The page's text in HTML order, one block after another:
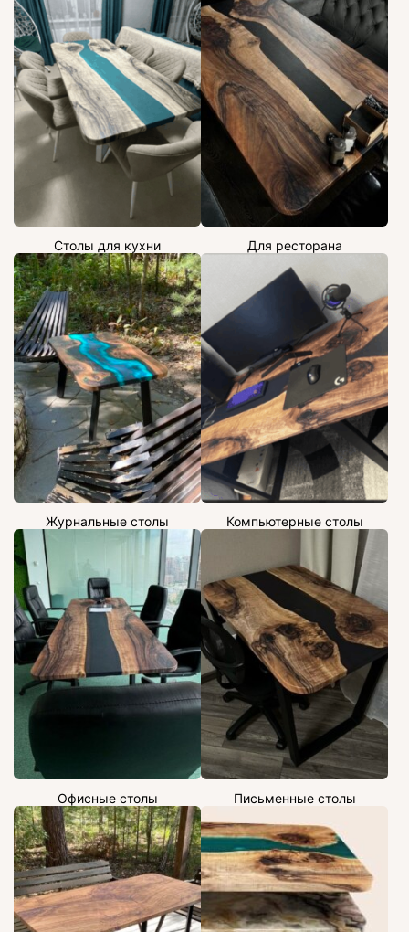
Столы для кухни Для ресторана
Журнальные столы Компьютерные столы
Офисные столы Письменные столы